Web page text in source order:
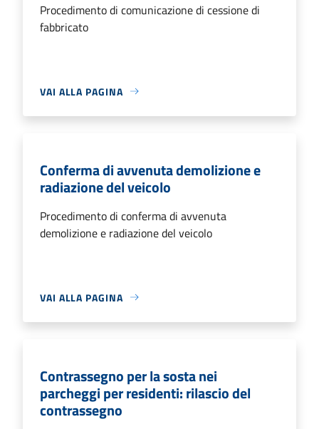
Procedimento di comunicazione di cessione di
fabbricato
VAI ALLA PAGINA
Conferma di avvenuta demolizione e
radiazione del veicolo
Procedimento di conferma di avvenuta
demolizione e radiazione del veicolo
VAI ALLA PAGINA
Contrassegno per la sosta nei
parcheggi per residenti: rilascio del
contrassegno